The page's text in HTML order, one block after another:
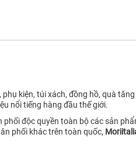
kiện, túi xách, đồng hồ, quà
nổi tiếng hàng đầu thế giới.
phối độc quyền toàn bộ các sản
phối khác trên toàn quốc,